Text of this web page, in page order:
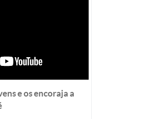
e os encoraja a